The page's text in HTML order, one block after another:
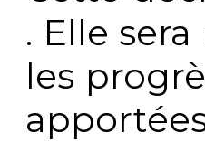
. Elle
les